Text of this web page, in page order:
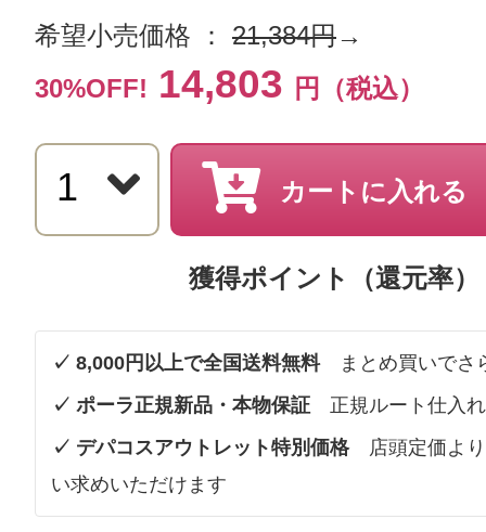
希望小売価格 ： 21,384円→
30%OFF! 14,803 円（税込）
カートに入れる
獲得ポイント（還元率）
✓ 8,000円以上で全国送料無料まとめ買いでさ
✓ ポーラ正規新品・本物保証 正規ルート仕入
✓ デパコスアウトレット特別価格店頭定価より
い求めいただけます